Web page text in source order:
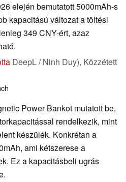
elején bemutatott 5000mAh-s
kapacitású változat a töltési
349 CNY-ért, azaz
DeepL / Ninh Duy), Közzétett
Power Bankot mutatott be,
rendelkezik, mint
készülék. Konkrétan a
ami kétszerese a
Ez a kapacitásbeli ugrás